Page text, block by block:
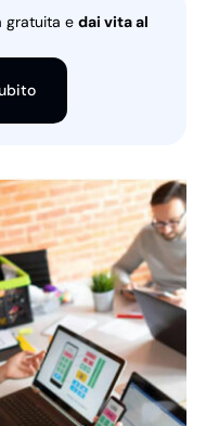
gratuita e dai vita al